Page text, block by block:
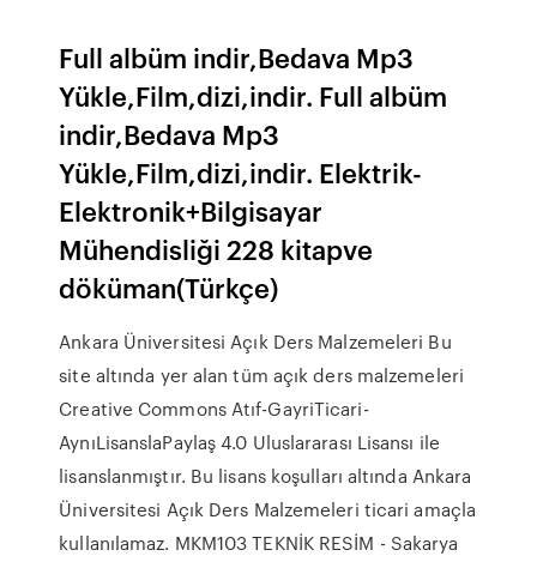
Full albüm indir,Bedava Mp3
Yükle,Film,dizi,indir. Full albüm
indir,Bedava Mp3
Yükle,Film,dizi,indir. Elektrik-
Elektronik+Bilgisayar
Mühendisliği 228 kitapve
döküman(Türkçe)
Ankara Üniversitesi Açık Ders Malzemeleri Bu
site altında yer alan tüm açık ders malzemeleri
Creative Commons Atıf-GayriTicari-
AynıLisanslaPaylaş 4.0 Uluslararası Lisansı ile
lisanslanmıştır. Bu lisans koşulları altında Ankara
Üniversitesi Açık Ders Malzemeleri ticari amaçla
kullanılamaz. MKM103 TEKNİK RESİM - Sakarya